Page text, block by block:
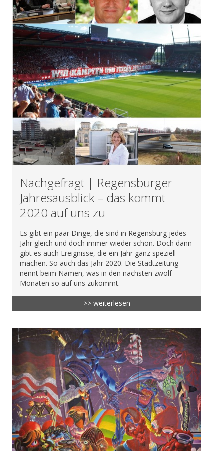
Nachgefragt | Regensburger
Jahresausblick – das kommt
2020 auf uns zu
Es gibt ein paar Dinge, die sind in Regensburg jedes
Jahr gleich und doch immer wieder schön. Doch dann
gibt es auch Ereignisse, die ein Jahr ganz speziell
machen. So auch das Jahr 2020. Die Stadtzeitung
nennt beim Namen, was in den nächsten zwölf
Monaten so auf uns zukommt.
>> weiterlesen